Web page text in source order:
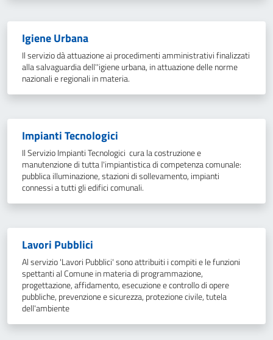
Igiene Urbana
Il servizio dà attuazione ai procedimenti amministrativi finalizzati
alla salvaguardia dell''igiene urbana, in attuazione delle norme
nazionali e regionali in materia.
Impianti Tecnologici
Il Servizio Impianti Tecnologici cura la costruzione e
manutenzione di tutta l'impiantistica di competenza comunale:
pubblica illuminazione, stazioni di sollevamento, impianti
connessi a tutti gli edifici comunali.
Lavori Pubblici
Al servizio 'Lavori Pubblici' sono attribuiti i compiti e le funzioni
spettanti al Comune in materia di programmazione,
progettazione, affidamento, esecuzione e controllo di opere
pubbliche, prevenzione e sicurezza, protezione civile, tutela
dell'ambiente